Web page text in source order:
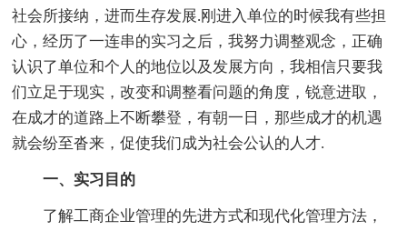
社会所接纳，进而生存发展.刚进入单位的时候我有些担
心，经历了一连串的实习之后，我努力调整观念，正确
认识了单位和个人的地位以及发展方向，我相信只要我
们立足于现实，改变和调整看问题的角度，锐意进取，
在成才的道路上不断攀登，有朝一日，那些成才的机遇
就会纷至沓来，促使我们成为社会公认的人才.
一、实习目的
了解工商企业管理的先进方式和现代化管理方法，